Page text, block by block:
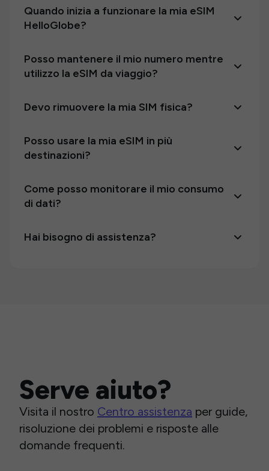
Quando inizia a funzionare la mia eSIM
HelloGlobe?
Posso mantenere il mio numero mentre
utilizzo la eSIM da viaggio?
Devo rimuovere la mia SIM fisica?
Posso usare la mia eSIM in più
destinazioni?
Come posso monitorare il mio consumo
di dati?
Hai bisogno di assistenza?
Serve aiuto?
Visita il nostro Centro assistenza per guide,
risoluzione dei problemi e risposte alle
domande frequenti.